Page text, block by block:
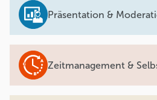
Präsentation &
Zeitmanagement &